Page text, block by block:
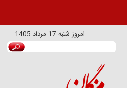
امروز شنبه 17 مرداد 1405